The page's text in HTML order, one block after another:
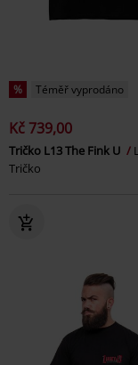
% Téměř vyprodáno
Kč 739,00
Tričko L13 The Fink U
Tričko